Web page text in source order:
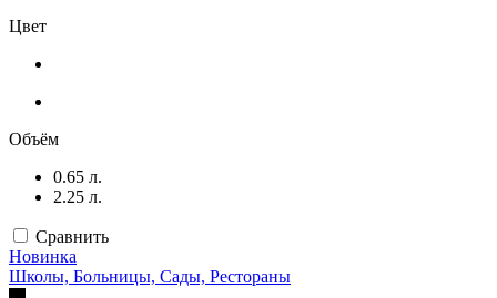
Цвет
Объём
0.65 л.
2.25 л.
Сравнить
Новинка
Школы, Больницы, Сады, Рестораны